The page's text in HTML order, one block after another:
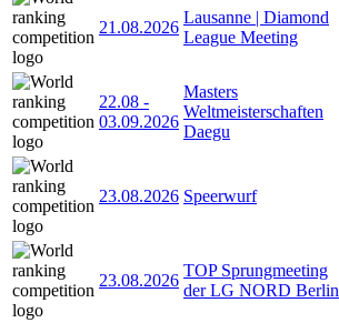
21.08.2026
Lausanne | Diamond
League Meeting
22.08 -
03.09.2026
Masters
Weltmeisterschaften
Daegu
23.08.2026 Speerwurf
23.08.2026
TOP Sprungmeeting
der LG NORD Berlin